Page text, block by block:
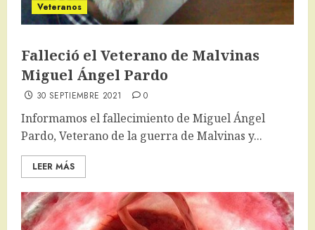
Veteranos
Falleció el Veterano de Malvinas
Miguel Ángel Pardo
30 SEPTIEMBRE 2021 0
Informamos el fallecimiento de Miguel Ángel
Pardo, Veterano de la guerra de Malvinas y...
LEER MÁS